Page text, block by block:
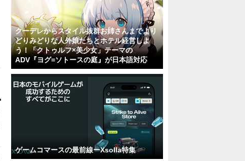
クーデレからスタイル抜群お姉さんまでより
どりみどりな人外娘たちとホテル経営しよ
う！「クトゥルフ×美少女」テーマの
ADV『ヨグ=ソトースの庭』が日本語対応
ゲームコマースの最前線ーXsolla特集